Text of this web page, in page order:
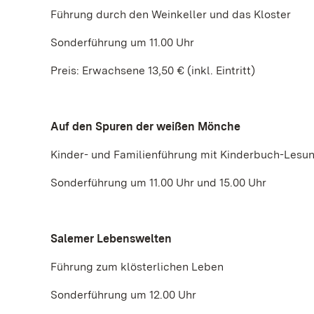
Führung durch den Weinkeller und das Kloster
Sonderführung um 11.00 Uhr
Preis: Erwachsene 13,50 € (inkl. Eintritt)
Auf den Spuren der weißen Mönche
Kinder- und Familienführung mit Kinderbuch-
Sonderführung um 11.00 Uhr und 15.00 Uhr
Salemer Lebenswelten
Führung zum klösterlichen Leben
Sonderführung um 12.00 Uhr